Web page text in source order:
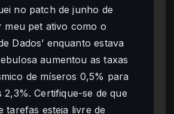
no patch de junho de
meu pet ativo como o
Dados’ enquanto estava
aumentou as taxas
de míseros 0,5% para
2,3%. Certifique-se de que
tarefas esteja livre de